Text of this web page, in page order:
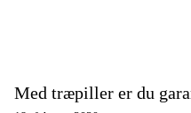
Med træpiller er du